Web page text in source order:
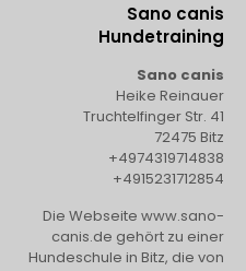
Sano canis
Hundetraining
Sano canis
Heike Reinauer
Truchtelfinger Str. 41
72475 Bitz
+4974319714838
+4915231712854
Die Webseite www.sano-
canis.de gehört zu einer
Hundeschule in Bitz, die von